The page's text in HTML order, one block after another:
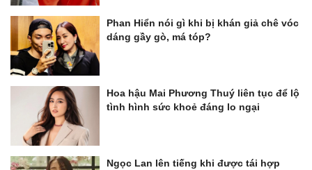
Phan Hiển nói gì khi bị khán giả chê vóc
dáng gầy gò, má tóp?
Hoa hậu Mai Phương Thuý liên tục để lộ
tình hình sức khoẻ đáng lo ngại
Ngọc Lan lên tiếng khi được tái hợp